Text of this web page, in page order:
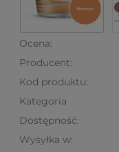
Ocena:
Producent:
Kod produktu:
Kategoria
Dostępność:
Wysyłka w: